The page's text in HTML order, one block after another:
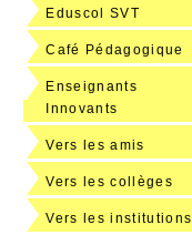
Eduscol SVT
Café Pédagogique
Enseignants
Innovants
Vers les amis
Vers les collèges
Vers les institutions